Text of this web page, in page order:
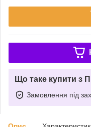
Що таке купити з
Замовлення під